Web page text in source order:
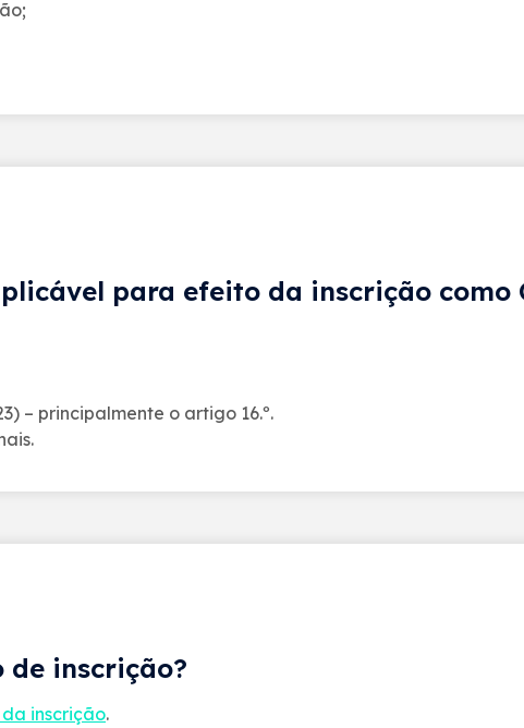
para efeito da inscrição como
– principalmente o artigo 16.º.
inscrição?
inscrição.